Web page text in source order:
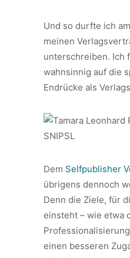
Und so durfte ich
meinen
unterschreiben. Ich
wahnsinnig auf die
Endrücke als
Dem Selfpublisher
übrigens dennoch
Denn die Ziele, für
einsteht – wie etwa
einen besseren